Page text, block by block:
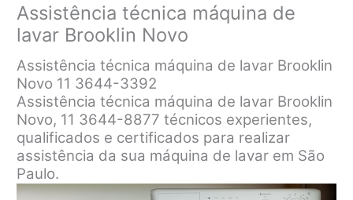
Assistência técnica máquina de
lavar Brooklin Novo
Assistência técnica máquina de lavar Brooklin
Novo 11 3644-3392
Assistência técnica máquina de lavar Brooklin
Novo, 11 3644-8877 técnicos experientes,
qualificados e certificados para realizar
assistência da sua máquina de lavar em São
Paulo.